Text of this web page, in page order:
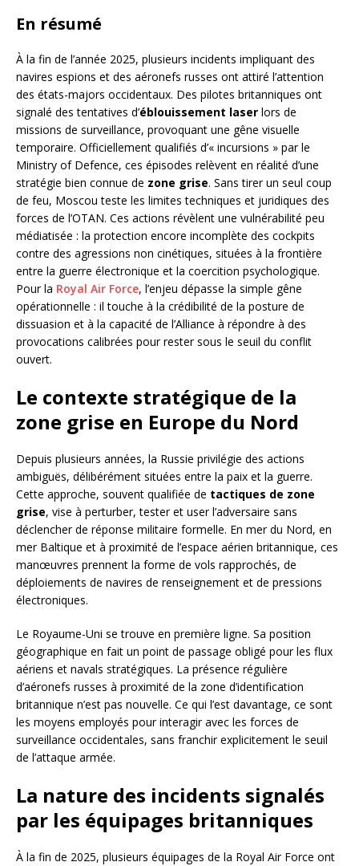
En résumé
À la fin de l’année 2025, plusieurs incidents impliquant des
navires espions et des aéronefs russes ont attiré l’attention
des états-majors occidentaux. Des pilotes britanniques ont
signalé des tentatives d’éblouissement laser lors de
missions de surveillance, provoquant une gêne visuelle
temporaire. Officiellement qualifiés d’« incursions » par le
Ministry of Defence, ces épisodes relèvent en réalité d’une
stratégie bien connue de zone grise. Sans tirer un seul coup
de feu, Moscou teste les limites techniques et juridiques des
forces de l’OTAN. Ces actions révèlent une vulnérabilité peu
médiatisée : la protection encore incomplète des cockpits
contre des agressions non cinétiques, situées à la frontière
entre la guerre électronique et la coercition psychologique.
Pour la Royal Air Force, l’enjeu dépasse la simple gêne
opérationnelle : il touche à la crédibilité de la posture de
dissuasion et à la capacité de l’Alliance à répondre à des
provocations calibrées pour rester sous le seuil du conflit
ouvert.
Le contexte stratégique de la
zone grise en Europe du Nord
Depuis plusieurs années, la Russie privilégie des actions
ambiguës, délibérément situées entre la paix et la guerre.
Cette approche, souvent qualifiée de tactiques de zone
grise, vise à perturber, tester et user l’adversaire sans
déclencher de réponse militaire formelle. En mer du Nord, en
mer Baltique et à proximité de l’espace aérien britannique, ces
manœuvres prennent la forme de vols rapprochés, de
déploiements de navires de renseignement et de pressions
électroniques.
Le Royaume-Uni se trouve en première ligne. Sa position
géographique en fait un point de passage obligé pour les flux
aériens et navals stratégiques. La présence régulière
d’aéronefs russes à proximité de la zone d’identification
britannique n’est pas nouvelle. Ce qui l’est davantage, ce sont
les moyens employés pour interagir avec les forces de
surveillance occidentales, sans franchir explicitement le seuil
de l’attaque armée.
La nature des incidents signalés
par les équipages britanniques
À la fin de 2025, plusieurs équipages de la Royal Air Force ont